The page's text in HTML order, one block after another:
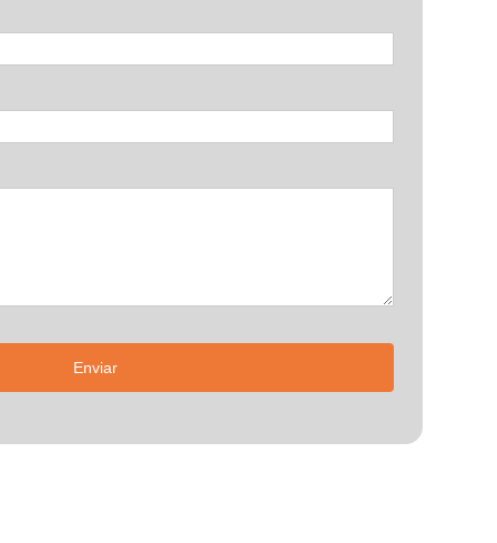
Enviar